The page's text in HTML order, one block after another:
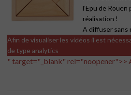
l’Epu de
réalisation !
A diffuser sans
Afin de visualiser les vidéos il est
de type analytics
" target="_blank" rel="noopener">>